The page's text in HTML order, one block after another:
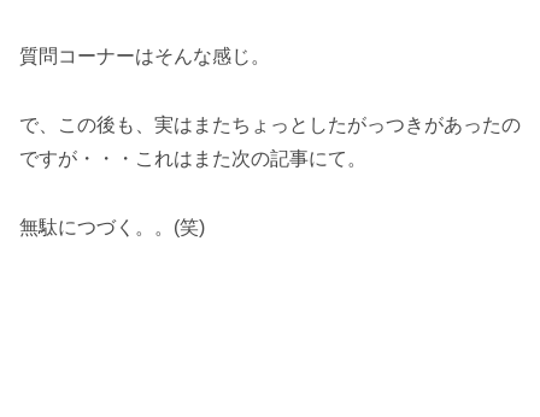
質問コーナーはそんな感じ。
で、この後も、実はまたちょっとしたがっつきがあったの
ですが・・・これはまた次の記事にて。
無駄につづく。。(笑)